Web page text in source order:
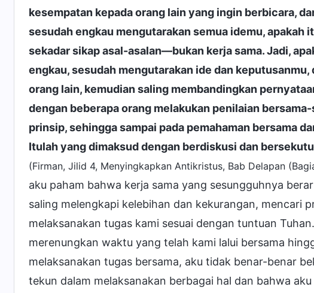
kesempatan kepada orang lain yang ingin berbicara,
sesudah engkau mengutarakan semua idemu, apakah
sekadar sikap asal-asalan—bukan kerja sama. Jadi,
engkau, sesudah mengutarakan ide dan
orang lain, kemudian saling membandingkan
dengan beberapa orang melakukan penilaian
prinsip, sehingga sampai pada pemahaman bersama
Itulah yang dimaksud dengan berdiskusi dan
(Firman, Jilid 4, Menyingkapkan Antikristus, Bab Delapan
aku paham bahwa kerja sama yang sesungguhnya
saling melengkapi kelebihan dan kekurangan, mencari
melaksanakan tugas kami sesuai dengan tuntuan
merenungkan waktu yang telah kami lalui bersama
melaksanakan tugas bersama, aku tidak benar-benar
tekun dalam melaksanakan berbagai hal dan bahwa